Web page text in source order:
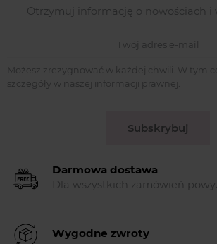
Otrzymuj informację o nowościach i
Możesz zrezygnować w każdej chwili. W tym
szczegóły w naszej informacji prawnej.
Subskrybuj
Darmowa dostawa
Dla wszystkich zamówień
Wygodne zwroty